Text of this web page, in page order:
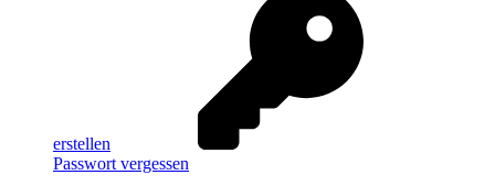
erstellen
Passwort vergessen